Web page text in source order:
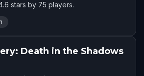
stars by 75 players.
Death in the Shadows